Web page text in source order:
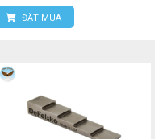
ĐẶT MUA